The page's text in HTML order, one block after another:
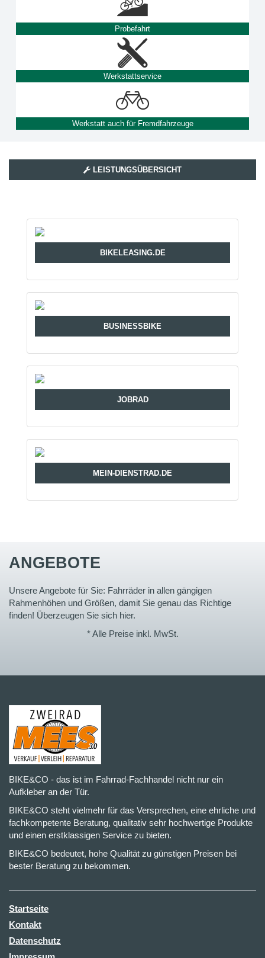
Probefahrt
Werkstattservice
Werkstatt auch für Fremdfahrzeuge
LEISTUNGSÜBERSICHT
BIKELEASING.DE
BUSINESSBIKE
JOBRAD
MEIN-DIENSTRAD.DE
ANGEBOTE
Unsere Angebote für Sie: Fahrräder in allen gängigen
Rahmenhöhen und Größen, damit Sie genau das Richtige
finden! Überzeugen Sie sich hier.
* Alle Preise inkl. MwSt.
BIKE&CO - das ist im Fahrrad-Fachhandel nicht nur ein
Aufkleber an der Tür.
BIKE&CO steht vielmehr für das Versprechen, eine ehrliche und
fachkompetente Beratung, qualitativ sehr hochwertige Produkte
und einen erstklassigen Service zu bieten.
BIKE&CO bedeutet, hohe Qualität zu günstigen Preisen bei
bester Beratung zu bekommen.
Startseite
Kontakt
Datenschutz